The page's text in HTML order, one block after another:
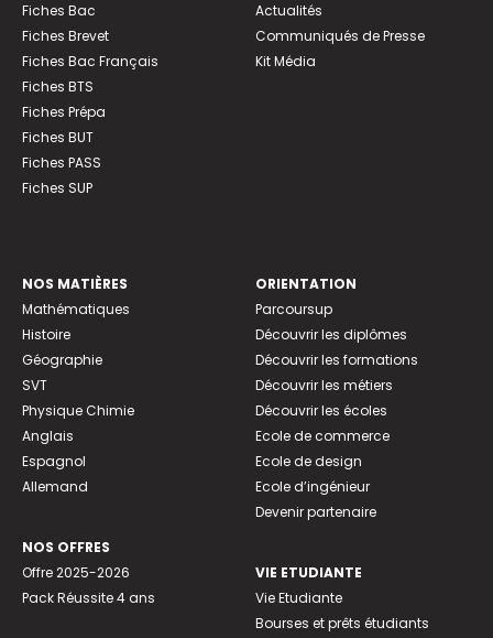
Fiches Bac
Fiches Brevet
Fiches Bac Français
Fiches BTS
Fiches Prépa
Fiches BUT
Fiches PASS
Fiches SUP
Actualités
Communiqués de Presse
Kit Média
NOS MATIÈRES
Mathématiques
Histoire
Géographie
SVT
Physique Chimie
Anglais
Espagnol
Allemand
NOS OFFRES
Offre 2025-2026
Pack Réussite 4 ans
ORIENTATION
Parcoursup
Découvrir les diplômes
Découvrir les formations
Découvrir les métiers
Découvrir les écoles
Ecole de commerce
Ecole de design
Ecole d’ingénieur
Devenir partenaire
VIE ETUDIANTE
Vie Etudiante
Bourses et prêts étudiants